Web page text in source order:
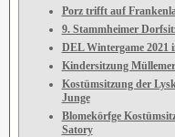
Porz trifft auf
9. Stammheimer
DEL Wintergame 2021
Kindersitzung
Kostümsitzung der
Junge
Blomekörfge
Satory